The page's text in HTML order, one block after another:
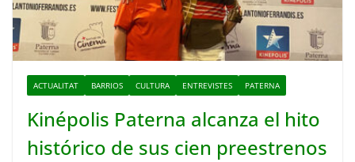
ACTUALITAT BARRIOS CULTURA ENTREVISTES PATERNA
Kinépolis Paterna alcanza el hito
histórico de sus cien preestrenos